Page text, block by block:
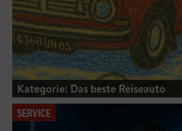
Kategorie: Das beste Reiseauto
SERVICE